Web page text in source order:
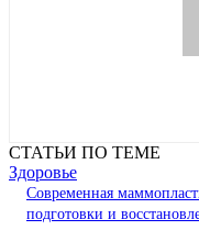
СТАТЬИ ПО ТЕМЕ
Здоровье
Современная
подготовки и